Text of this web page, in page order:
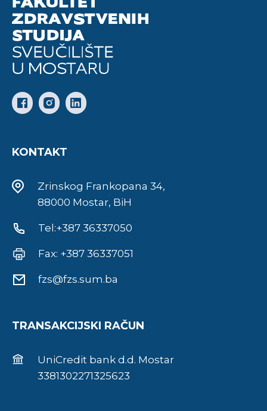
KONTAKT
Zrinskog Frankopana 34,
88000 Mostar, BiH
Tel:+387 36337050
Fax: +387 36337051
fzs@fzs.sum.ba
TRANSAKCIJSKI RAČUN
UniCredit bank d.d. Mostar
3381302271325623